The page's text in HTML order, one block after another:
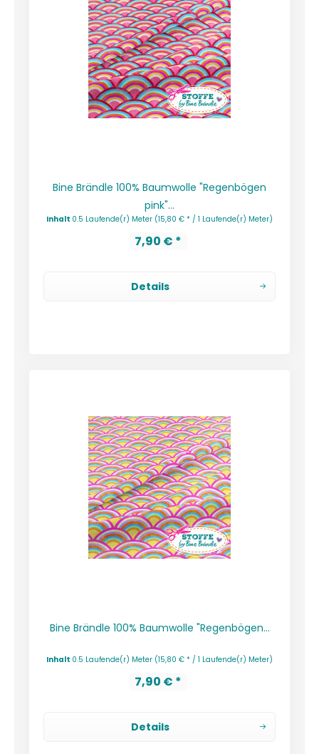
Bine Brändle 100% Baumwolle "Regenbögen
pink"...
Inhalt 0.5 Laufende(r) Meter (15,80 € * / 1 Laufende(r) Meter)
7,90 € *
Details
Bine Brändle 100% Baumwolle "Regenbögen...
Inhalt 0.5 Laufende(r) Meter (15,80 € * / 1 Laufende(r) Meter)
7,90 € *
Details